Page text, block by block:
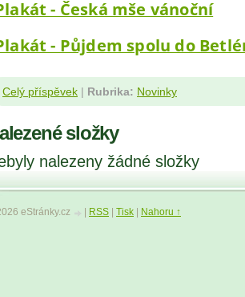
- Česká mše vánoční
- Půjdem spolu do
Celý příspěvek | Rubrika: Novinky
složky
nalezeny žádné složky
eStránky.cz | RSS | Tisk | Nahoru ↑